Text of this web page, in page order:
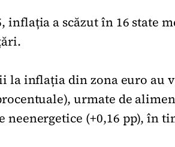
a scăzut în 16 state
la inflația din zona euro au
urmate de
(+0,16 pp), în